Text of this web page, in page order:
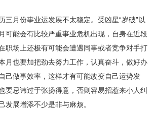
月份事业运发展不太稳定。受凶星“岁破”以
可能会有比较严重事业危机出现，自身在近段
职场上还极有可能会遭遇同事或者竞争对手打
月也要加把劲去努力工作，认真奋斗，做好办
己做事效率，这样才有可能改变自己运势发
要忌讳过于张扬得意，否则容易招惹来小人纠
发展增添不少是非与麻烦。